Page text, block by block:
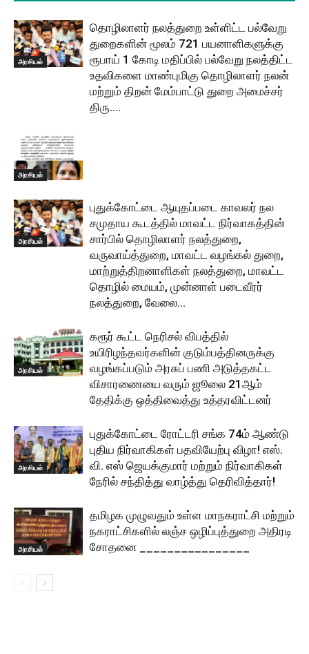
அரசியல்
தொழிலாளர் நலத்துறை உள்ளிட்ட பல்வேறு
துறைகளின் மூலம் 721 பயனாளிகளுக்கு
ரூபாய் 1 கோடி மதிப்பில் பல்வேறு நலத்திட்ட
உதவிகளை மாண்புமிகு தொழிலாளர் நலன்
மற்றும் திறன் மேம்பாட்டு துறை அமைச்சர்
திரு....
அரசியல்
அரசியல்
புதுக்கோட்டை ஆயுதப்படை காவலர் நல
சமுதாய கூடத்தில் மாவட்ட நிர்வாகத்தின்
சார்பில் தொழிலாளர் நலத்துறை,
வருவாய்த்துறை, மாவட்ட வழங்கல் துறை,
மாற்றுத்திறனாளிகள் நலத்துறை, மாவட்ட
தொழில் மையம், முன்னாள் படைவீரர்
நலத்துறை, வேலை...
அரசியல்
கரூர் கூட்ட நெரிசல் விபத்தில்
உயிரிழந்தவர்களின் குடும்பத்தினருக்கு
வழங்கப்படும் அரசுப் பணி அடுத்தகட்ட
விசாரணையை வரும் ஜூலை 21ஆம்
தேதிக்கு ஒத்திவைத்து உத்தரவிட்டனர்
அரசியல்
புதுக்கோட்டை ரோட்டரி சங்க 74ம் ஆண்டு
புதிய நிர்வாகிகள் பதவியேற்பு விழா! எஸ்.
வி. எஸ் ஜெயக்குமார் மற்றும் நிர்வாகிகள்
நேரில் சந்தித்து வாழ்த்து தெரிவித்தார்!
அரசியல்
தமிழக முழுவதும் உள்ள மாநகராட்சி மற்றும்
நகராட்சிகளில் லஞ்ச ஒழிப்புத்துறை அதிரடி
சோதனை ________________